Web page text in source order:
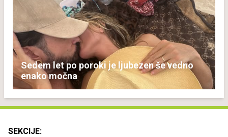
Sedem let po poroki je ljubezen še vedno
enako močna
SEKCIJE: